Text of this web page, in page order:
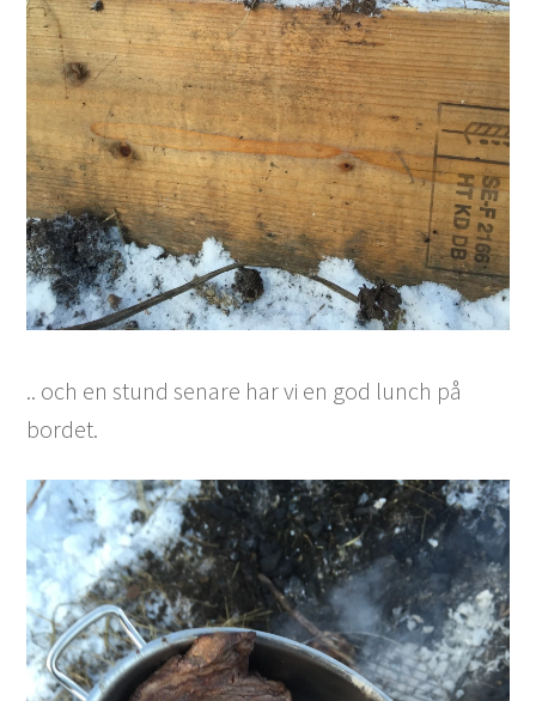
.. och en stund senare har vi en god lunch på
bordet.